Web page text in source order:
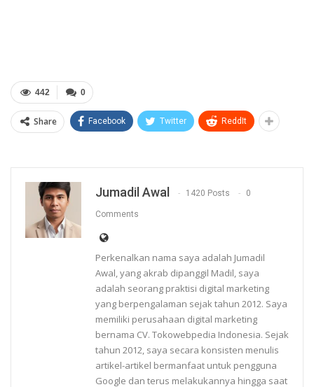
0
442
Share Facebook Twitter ReddIt
Jumadil Awal 1420 Posts 0
Comments
Perkenalkan nama saya adalah Jumadil
Awal, yang akrab dipanggil Madil, saya
adalah seorang praktisi digital marketing
yang berpengalaman sejak tahun 2012. Saya
memiliki perusahaan digital marketing
bernama CV. Tokowebpedia Indonesia. Sejak
tahun 2012, saya secara konsisten menulis
artikel-artikel bermanfaat untuk pengguna
Google dan terus melakukannya hingga saat